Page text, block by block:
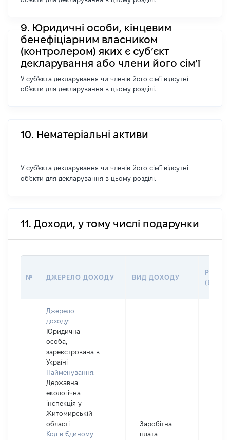
9. Юридичні особи, кінцевим
бенефіціарним власником
(контролером) яких є суб’єкт
декларування або члени його сім’ї
У суб'єкта декларування чи членів його сім'ї відсутні
об'єкти для декларування в цьому розділі.
10. Нематеріальні активи
У суб'єкта декларування чи членів його сім'ї відсутні
об'єкти для декларування в цьому розділі.
11. Доходи, у тому числі подарунки
№ ДЖЕРЕЛО ДОХОДУ ВИД ДОХОДУ
Джерело
доходу:
Юридична
особа,
зареєстрована в
Україні
Найменування:
Державна
екологічна
інспекція у
Житомирській
області
Код в Єдиному
Заробітна
плата